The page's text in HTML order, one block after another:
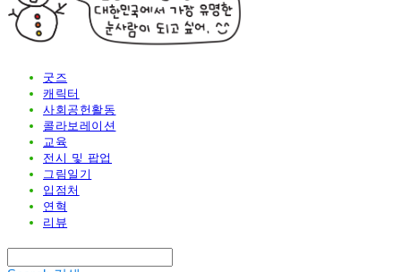
굿즈
캐릭터
사회공헌활동
콜라보레이션
교육
전시 및 팝업
그림일기
입점처
연혁
리뷰